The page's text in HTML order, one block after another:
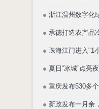
● 浙江温州数字化
● 承德打造农产品
● 珠海江门进入"1
● 夏日“冰城”点亮
● 重庆发布530多
● 新政发布一月余